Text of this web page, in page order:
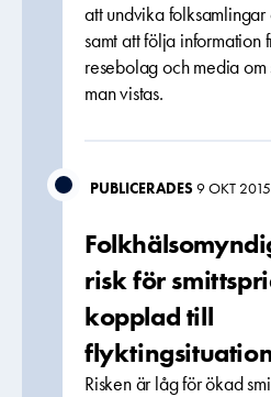
att undvika
samt att följa information
resebolag och media
man vistas.
PUBLICERADES9 OKT
risk för
kopplad till
Risken är låg för ökad